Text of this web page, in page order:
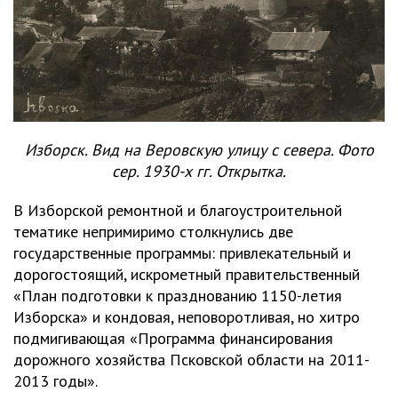
Изборск. Вид на Веровскую улицу с севера. Фото
сер. 1930-х гг. Открытка.
В Изборской ремонтной и благоустроительной
тематике непримиримо столкнулись две
государственные программы: привлекательный и
дорогостоящий, искрометный правительственный
«План подготовки к празднованию 1150-летия
Изборска» и кондовая, неповоротливая, но хитро
подмигивающая «Программа финансирования
дорожного хозяйства Псковской области на 2011-
2013 годы».